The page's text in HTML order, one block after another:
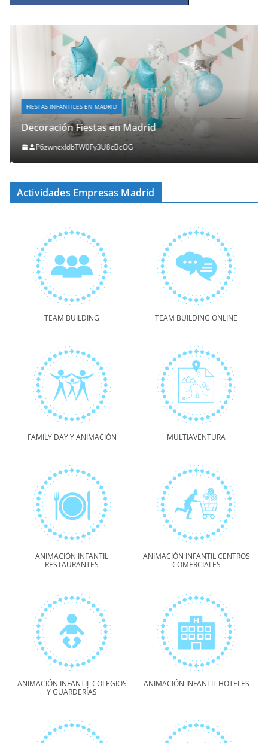
FIESTAS INFANTILES EN MADRID
Decoración Fiestas en Madrid
P6zwncxIdbTW0Fy3U8cBcOG
Actividades Empresas Madrid
TEAM BUILDING TEAM BUILDING ONLINE
FAMILY DAY Y ANIMACIÓN MULTIAVENTURA
ANIMACIÓN INFANTIL
RESTAURANTES
ANIMACIÓN INFANTIL CENTROS
COMERCIALES
ANIMACIÓN INFANTIL COLEGIOS
Y GUARDERÍAS
ANIMACIÓN INFANTIL HOTELES